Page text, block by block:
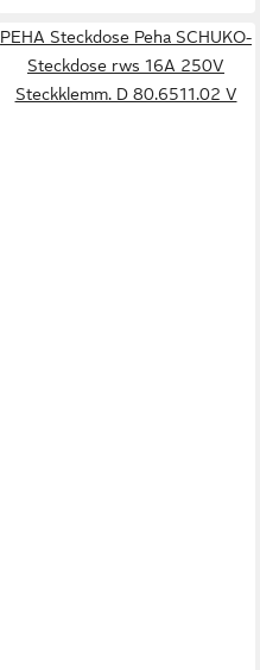
PEHA Steckdose Peha SCHUKO-
Steckdose rws 16A 250V
Steckklemm. D 80.6511.02 V